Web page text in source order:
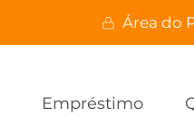
Área do
Empréstimo